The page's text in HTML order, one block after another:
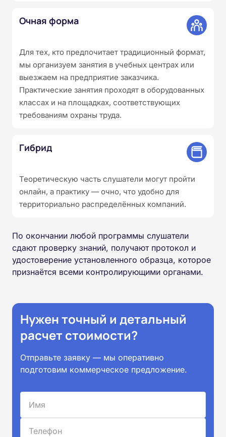
Очная форма
Для тех, кто предпочитает традиционный формат,
мы организуем занятия в учебных центрах или
выезжаем на предприятие заказчика.
Практические занятия проходят в оборудованных
классах и на площадках, соответствующих
требованиям охраны труда.
Гибрид
Теоретическую часть слушатели могут пройти
онлайн, а практику — очно, что удобно для
территориально распределённых компаний.
По окончании любой программы слушатели
сдают проверку знаний, получают протокол и
удостоверение установленного образца, которое
признаётся всеми контролирующими органами.
Нужен точный и детальный
расчет стоимости?
Отправьте заявку — мы оперативно
подготовим коммерческое предложение.